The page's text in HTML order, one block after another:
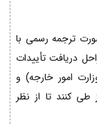
ترجمه رسمی با
دریافت تأییدات
امور خارجه) و
طی کنند تا از نظر